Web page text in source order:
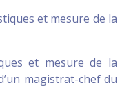
et mesure de la
et mesure de la
magistrat-chef du